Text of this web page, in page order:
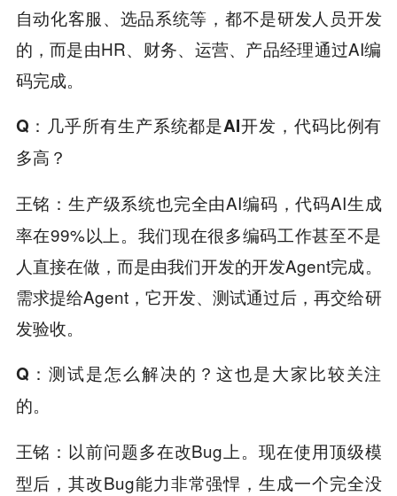
自动化客服、选品系统等，都不是研发人员开发
的，而是由HR、财务、运营、产品经理通过AI编
码完成。
Q ：几乎所有生产系统都是AI开发，代码比例有
多高？
王铭： 生产级系统也完全由AI编码，代码AI生成
率在99%以上。我们现在很多编码工作甚至不是
人直接在做，而是由我们开发的开发Agent完成。
需求提给Agent，它开发、测试通过后，再交给研
发验收。
Q ：测试是怎么解决的？这也是大家比较关注
的。
王铭： 以前问题多在改Bug上。现在使用顶级模
型后，其改Bug能力非常强悍，生成一个完全没